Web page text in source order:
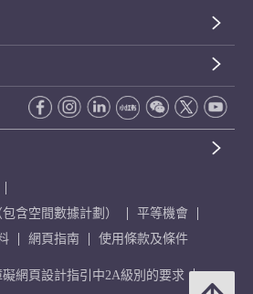
含空間數據計劃）
平等機會
網頁指南 使用條款及條件
網頁設計指引中2A級別的要求